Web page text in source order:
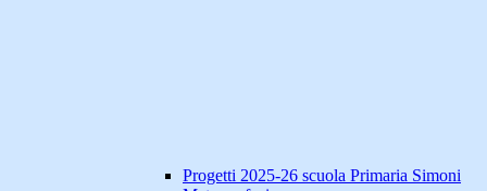
Progetti 2025-26 scuola Primaria Simoni